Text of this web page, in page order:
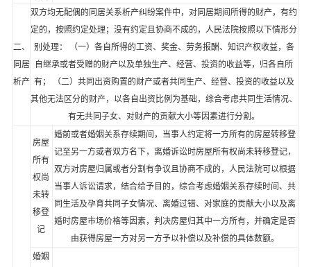
二、
同居
析产
双方均无配偶的同居关系析产纠纷案件中，对同居期间所得的财产，有约
定的，按照约定处理；没有约定且协商不成的，人民法院按照以下情形分
别处理： （一）各自所得的工资、奖金、劳务报酬、知识产权收益，各
自继承或者受赠的财产以及单独生产、经营、投资的收益等，归各自所
有； （二）共同出资购置的财产或者共同生产、经营、投资的收益以及
其他无法区分的财产，以各自出资比例为基础，综合考虑共同生活情况、
有无共同子女、对财产的贡献大小等因素进行分割。
房屋
所有
权尚
未转
移登
记
婚前或者婚姻关系存续期间，当事人约定将一方所有的房屋转移登
记至另一方或者双方名下，离婚诉讼时房屋所有权尚未转移登记，
双方对房屋归属或者分割有争议且协商不成的，人民法院可以根据
当事人诉讼请求，结合给予目的，综合考虑婚姻关系存续时间、共
同生活及孕育共同子女情况、离婚过错、对家庭的贡献大小以及离
婚时房屋市场价格等因素，判决房屋归其中一方所有，并确定是否
由获得房屋一方对另一方予以补偿以及补偿的具体数额。
婚姻